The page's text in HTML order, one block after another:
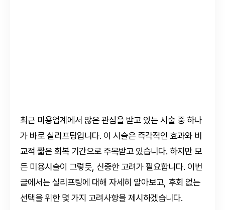
최근 미용업계에서 많은 관심을 받고 있는 시술 중 하나
가 바로 실리프팅입니다. 이 시술은 즉각적인 효과와 비
교적 짧은 회복 기간으로 주목받고 있습니다. 하지만 모
든 미용시술이 그렇듯, 신중한 고려가 필요합니다. 이번
글에서는 실리프팅에 대해 자세히 알아보고, 후회 없는
선택을 위한 몇 가지 고려사항을 제시하겠습니다.